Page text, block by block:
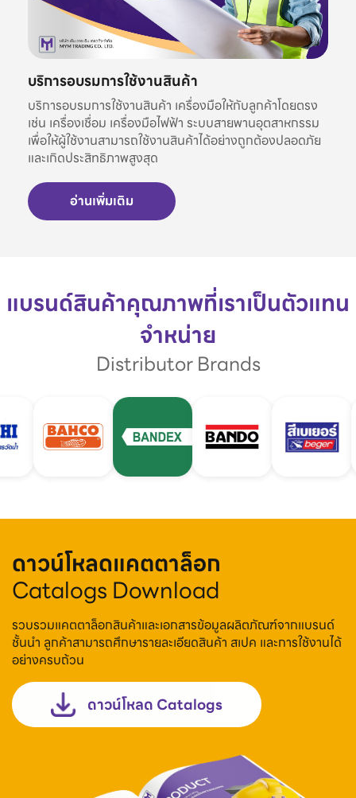
บริการอบรมการใช้งานสินค้า
บริการอบรมการใช้งานสินค้า เครื่องมือให้กับลูกค้าโดยตรง
เช่น เครื่องเชื่อม เครื่องมือไฟฟ้า ระบบสายพานอุตสาหกรรม
เพื่อให้ผู้ใช้งานสามารถใช้งานสินค้าได้อย่างถูกต้องปลอดภัย
และเกิดประสิทธิภาพสูงสุด
อ่านเพิ่มเติม
แบรนด์สินค้าคุณภาพที่เราเป็นตัวแทน
จำหน่าย
Distributor Brands
ดาวน์โหลดแคตตาล็อก
Catalogs Download
รวบรวมแคตตาล็อกสินค้าและเอกสารข้อมูลผลิตภัณฑ์จากแบรนด์
ชั้นนำ ลูกค้าสามารถศึกษารายละเอียดสินค้า สเปค และการใช้งานได้
อย่างครบถ้วน
ดาวน์โหลด Catalogs